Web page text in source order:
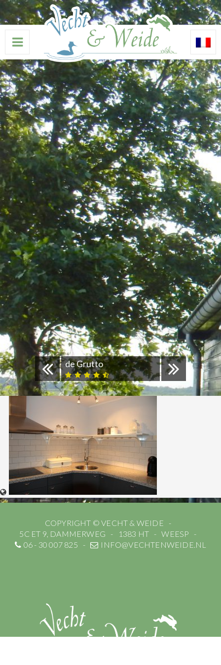
de Grutto
COPYRIGHT © VECHT & WEIDE
5C ET 9, DAMMERWEG
1383 HT
WEESP
06 - 30 007 825
INFO@VECHTENWEIDE.NL